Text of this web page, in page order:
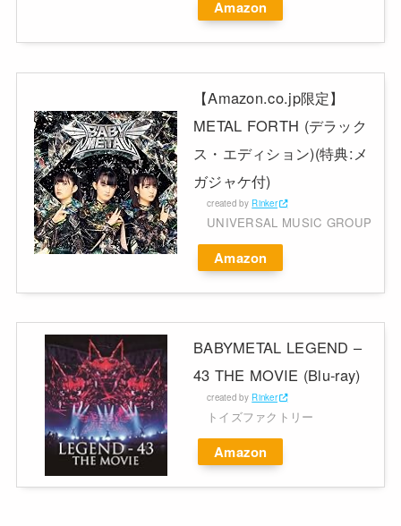
Amazon
【Amazon.co.jp限定】
METAL FORTH (デラック
ス・エディション)(特典:メ
ガジャケ付)
created by Rinker
UNIVERSAL MUSIC GROUP
Amazon
BABYMETAL LEGEND –
43 THE MOVIE (Blu-ray)
created by Rinker
トイズファクトリー
Amazon